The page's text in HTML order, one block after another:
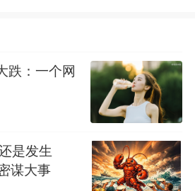
跌：一个网
是发生
谋大事